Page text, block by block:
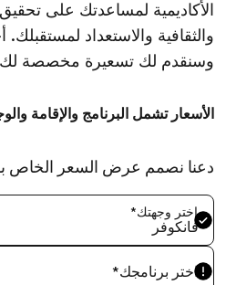
إنضم إلى الفريق
الأكاديمية لمساعدتك على تحقيق
والثقافية والاستعداد لمستقبلك.
وسنقدم لك تسعيرة مخصصة لك
الأسعار تشمل البرنامج والإقامة
دعنا نصمم عرض السعر الخاص
اختر وجهتك*
فانكوفر
اختر برنامجك*